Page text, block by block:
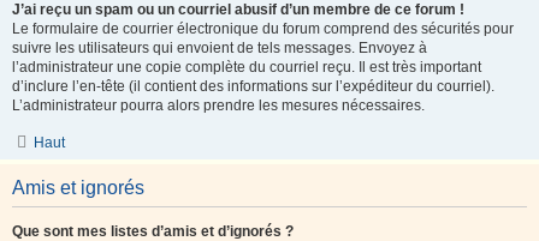
J’ai reçu un spam ou un courriel abusif d’un membre de ce forum !
Le formulaire de courrier électronique du forum comprend des sécurités pour
suivre les utilisateurs qui envoient de tels messages. Envoyez à
l’administrateur une copie complète du courriel reçu. Il est très important
d’inclure l’en-tête (il contient des informations sur l’expéditeur du courriel).
L’administrateur pourra alors prendre les mesures nécessaires.
Haut
Amis et ignorés
Que sont mes listes d’amis et d’ignorés ?